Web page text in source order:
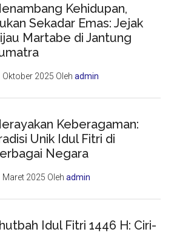
Kehidupan,
Sekadar Emas: Jejak
Martabe di Jantung
Oktober 2025 Olehadmin
Keberagaman:
Unik Idul Fitri di
Negara
Maret 2025 Olehadmin
Idul Fitri 1446 H: Ciri-